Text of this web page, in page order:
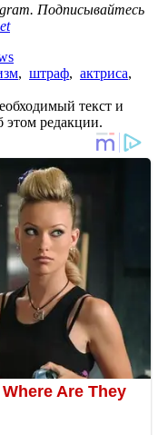
Подписывайтесь
, штраф, актриса,
текст и
этом редакции.